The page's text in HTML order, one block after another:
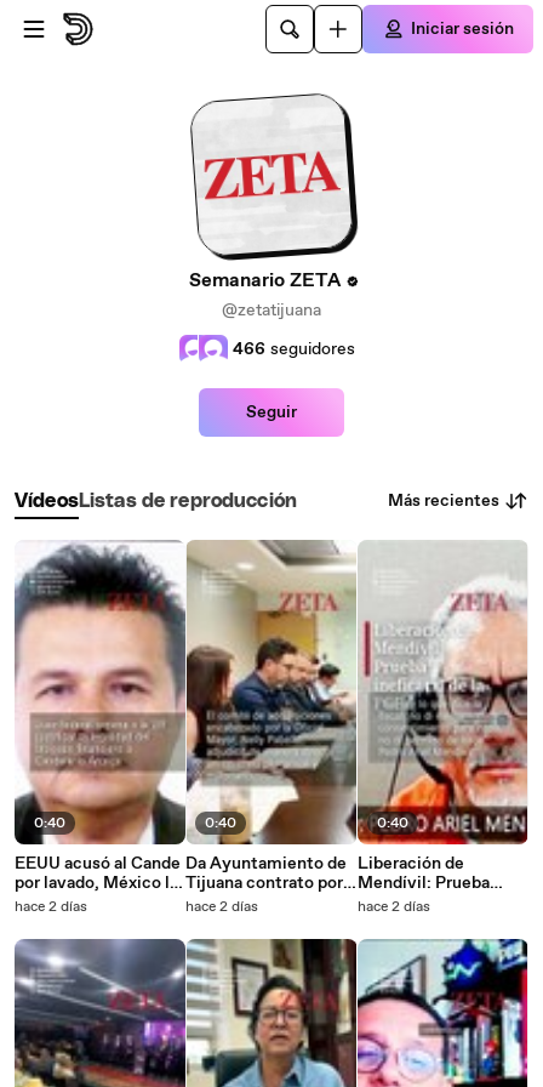
Saltar al contenido principal
Iniciar sesión
Semanario ZETA
@zetatijuana
466 seguidores
Seguir
VídeosListas de reproducción Más recientes
0:40
EEUU acusó al Cande
por lavado, México lo
ampara.
hace 2 días
0:40
Da Ayuntamiento de
Tijuana contrato por 3
MMP sin licitar.
hace 2 días
0:40
Liberación de
Mendívil: Prueba
ineficacia de la FGE.
hace 2 días